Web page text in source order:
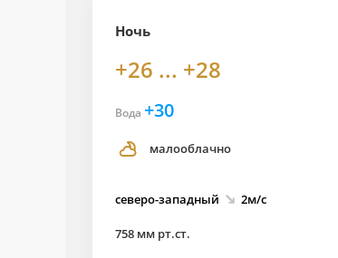
Ночь
+26 ... +28
Вода +30
малооблачно
северо-западный 2м/с
758 мм рт.ст.